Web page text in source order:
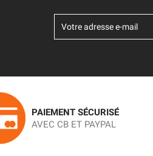
PAIEMENT SÉCURISÉ
AVEC CB ET PAYPAL